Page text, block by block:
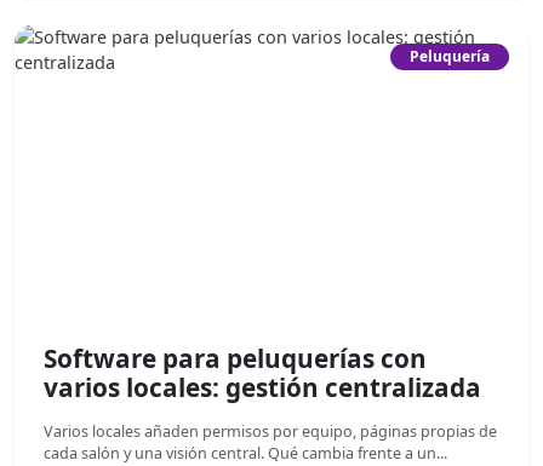
Peluquería
Software para peluquerías con
varios locales: gestión centralizada
Varios locales añaden permisos por equipo, páginas propias de
cada salón y una visión central. Qué cambia frente a un...